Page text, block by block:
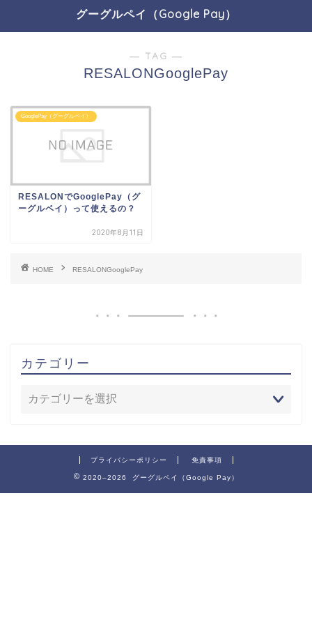
グーグルペイ（Google Pay）
― TAG ―
RESALONGooglePay
GooglePay（グーグルペイ）
RESALONでGooglePay（グ
ーグルペイ）って使えるの？
2020年8月11日
HOME RESALONGooglePay
カテゴリー
プライバシーポリシー 免責事項
2020–2026 グーグルペイ（Google Pay）